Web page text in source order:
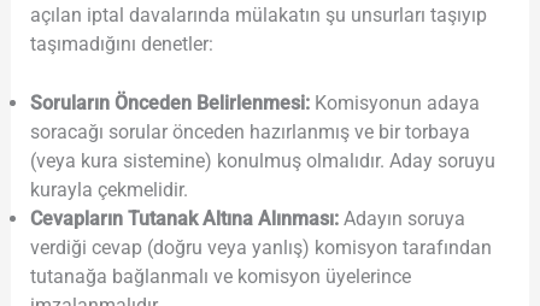
açılan iptal davalarında mülakatın şu unsurları taşıyıp
taşımadığını denetler:
Soruların Önceden Belirlenmesi:Komisyonun adaya
soracağı sorular önceden hazırlanmış ve bir torbaya
(veya kura sistemine) konulmuş olmalıdır. Aday soruyu
kurayla çekmelidir.
Cevapların Tutanak Altına Alınması:Adayın soruya
verdiği cevap (doğru veya yanlış) komisyon tarafından
tutanağa bağlanmalı ve komisyon üyelerince